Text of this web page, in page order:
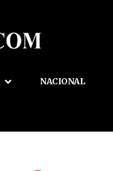
NACIONAL